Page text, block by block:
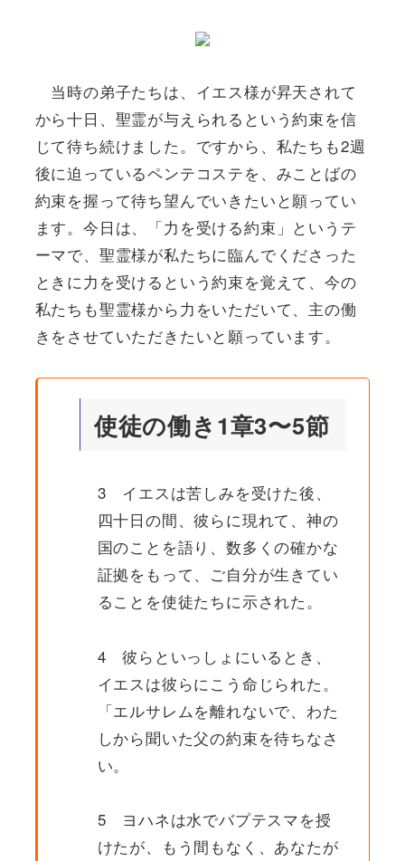
当時の弟子たちは、イエス様が昇天されて
から十日、聖霊が与えられるという約束を信
じて待ち続けました。ですから、私たちも2週
後に迫っているペンテコステを、みことばの
約束を握って待ち望んでいきたいと願ってい
ます。今日は、「力を受ける約束」というテ
ーマで、聖霊様が私たちに臨んでくださった
ときに力を受けるという約束を覚えて、今の
私たちも聖霊様から力をいただいて、主の働
きをさせていただきたいと願っています。
使徒の働き1章3〜5節
3 イエスは苦しみを受けた後、
四十日の間、彼らに現れて、神の
国のことを語り、数多くの確かな
証拠をもって、ご自分が生きてい
ることを使徒たちに示された。
4 彼らといっしょにいるとき、
イエスは彼らにこう命じられた。
「エルサレムを離れないで、わた
しから聞いた父の約束を待ちなさ
い。
5 ヨハネは水でバプテスマを授
けたが、もう間もなく、あなたが